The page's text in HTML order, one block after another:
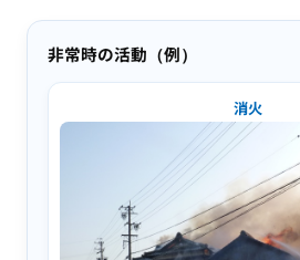
非常時の活動（例）
消火